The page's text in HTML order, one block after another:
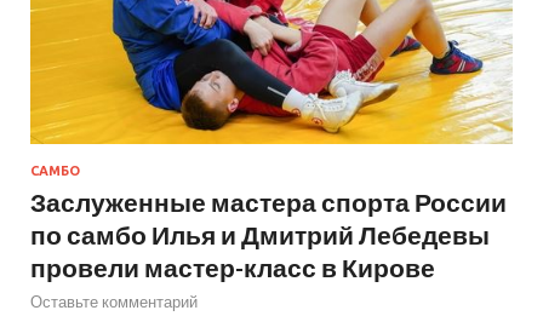
САМБО
Заслуженные мастера спорта России
по самбо Илья и Дмитрий Лебедевы
провели мастер-класс в Кирове
Оставьте комментарий